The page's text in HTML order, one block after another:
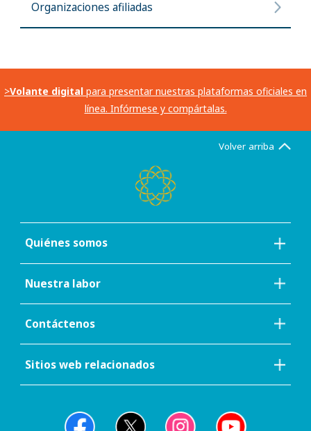
Organizaciones afiliadas
>Volante digital para presentar nuestras plataformas oficiales en
línea. Infórmese y compártalas.
Volver arriba
Quiénes somos
Nuestra labor
Contáctenos
Sitios web relacionados